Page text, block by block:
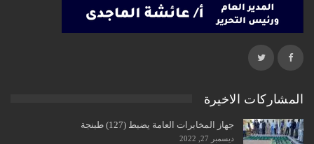
المشاركات الاخيرة
جهاز المخابرات العامة يضبط (127) طبنجة
ديسمبر 27, 2022